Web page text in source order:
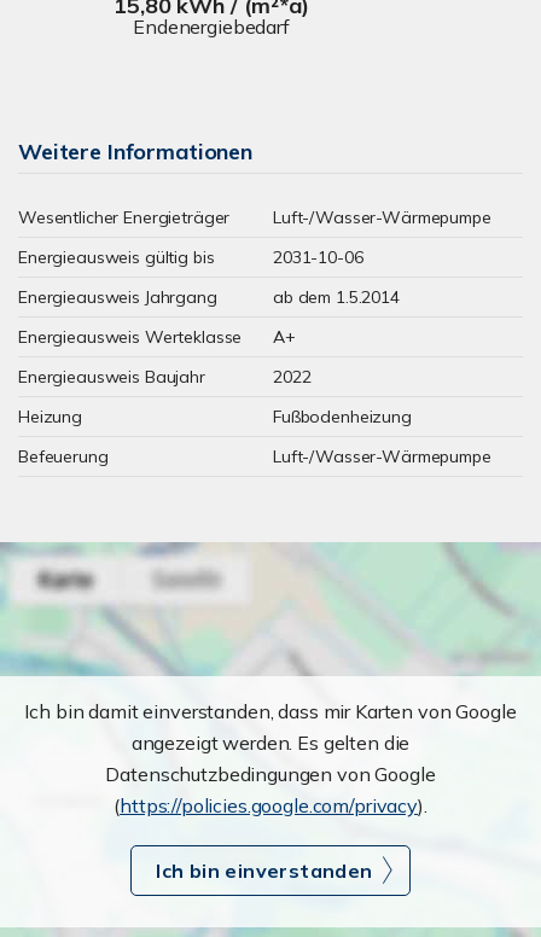
Endenergiebedarf
Weitere Informationen
Wesentlicher Energieträger
Luft-/Wasser-Wärmepumpe
Energieausweis gültig bis
2031-10-06
Energieausweis Jahrgang
ab dem 1.5.2014
Energieausweis Werteklasse
A+
Energieausweis Baujahr
2022
Heizung
Fußbodenheizung
Befeuerung
Luft-/Wasser-Wärmepumpe
Ich bin damit einverstanden, dass mir Karten von Google
angezeigt werden. Es gelten die
Datenschutzbedingungen von Google
(https://policies.google.com/privacy).
Ich bin einverstanden